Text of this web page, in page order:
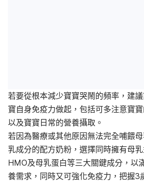
若要從根本減少寶寶哭鬧的頻率，建
寶自身免疫力做起，包括可多注意寶
以及寶寶日常的營養攝取。
若因為醫療或其他原因無法完全哺餵
乳成分的配方奶粉，選擇同時擁有母
HMO及母乳蛋白等三大關鍵成分，以
養需求，同時又可強化免疫力，把握3